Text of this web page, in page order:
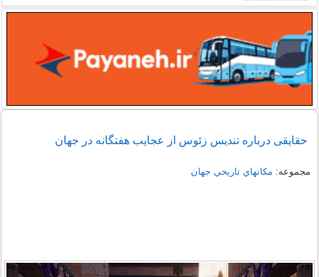
حقایقی درباره تندیس زئوس از عجایب هفتگانه در جهان
مجموعه: مكانهاي تاريخي جهان